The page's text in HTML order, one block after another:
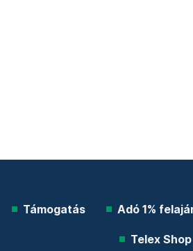
Támogatás Adó 1%
Telex Shop